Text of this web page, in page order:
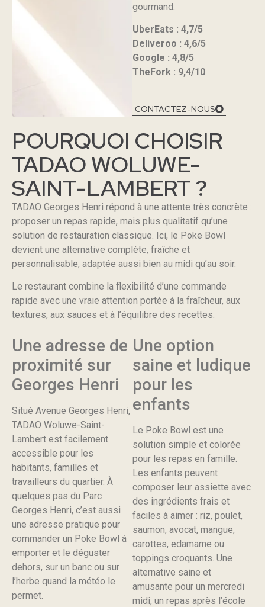
gourmand.
UberEats : 4,7/5
Deliveroo : 4,6/5
Google : 4,8/5
TheFork : 9,4/10
CONTACTEZ-NOUS
POURQUOI CHOISIR
TADAO WOLUWE-
SAINT-LAMBERT ?
TADAO Georges Henri répond à une attente très concrète :
proposer un repas rapide, mais plus qualitatif qu’une
solution de restauration classique. Ici, le Poke Bowl
devient une alternative complète, fraîche et
personnalisable, adaptée aussi bien au midi qu’au soir.
Le restaurant combine la flexibilité d’une commande
rapide avec une vraie attention portée à la fraîcheur, aux
textures, aux sauces et à l’équilibre des recettes.
Une adresse de
proximité sur
Georges Henri
Situé Avenue Georges Henri,
TADAO Woluwe-Saint-
Lambert est facilement
accessible pour les
habitants, familles et
travailleurs du quartier. À
quelques pas du Parc
Georges Henri, c’est aussi
une adresse pratique pour
commander un Poke Bowl à
emporter et le déguster
dehors, sur un banc ou sur
l’herbe quand la météo le
permet.
Une option
saine et ludique
pour les
enfants
Le Poke Bowl est une
solution simple et colorée
pour les repas en famille.
Les enfants peuvent
composer leur assiette avec
des ingrédients frais et
faciles à aimer : riz, poulet,
saumon, avocat, mangue,
carottes, edamame ou
toppings croquants. Une
alternative saine et
amusante pour un mercredi
midi, un repas après l’école